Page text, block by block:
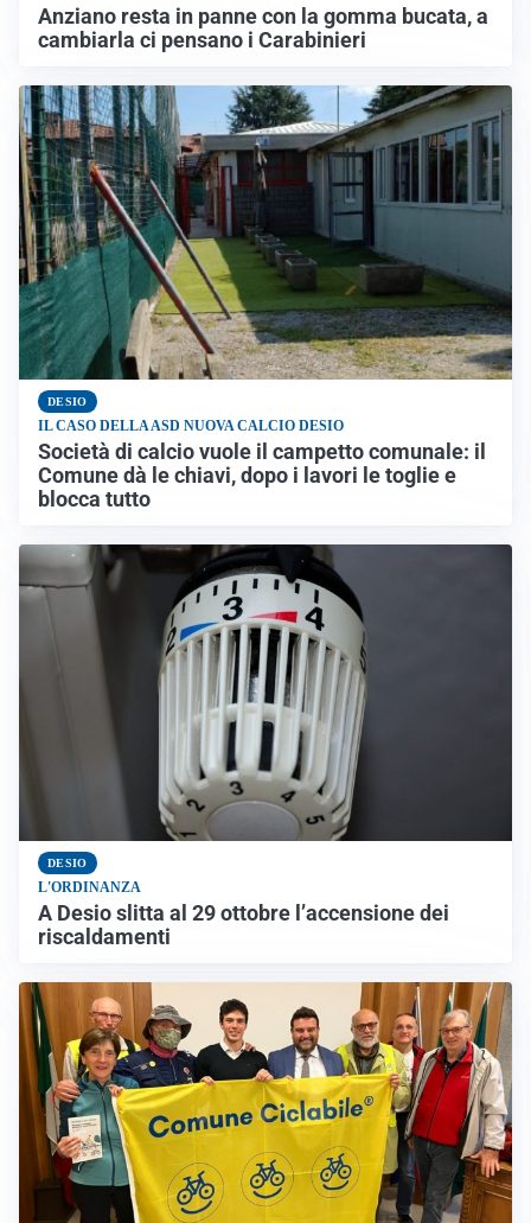
Anziano resta in panne con la gomma bucata, a
cambiarla ci pensano i Carabinieri
DESIO
IL CASO DELLA ASD NUOVA CALCIO DESIO
Società di calcio vuole il campetto comunale: il
Comune dà le chiavi, dopo i lavori le toglie e
blocca tutto
DESIO
L'ORDINANZA
A Desio slitta al 29 ottobre l’accensione dei
riscaldamenti